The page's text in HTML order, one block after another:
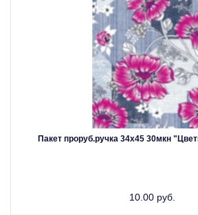
Пакет проруб.ручка 34х45 30мкн
10.00 руб.